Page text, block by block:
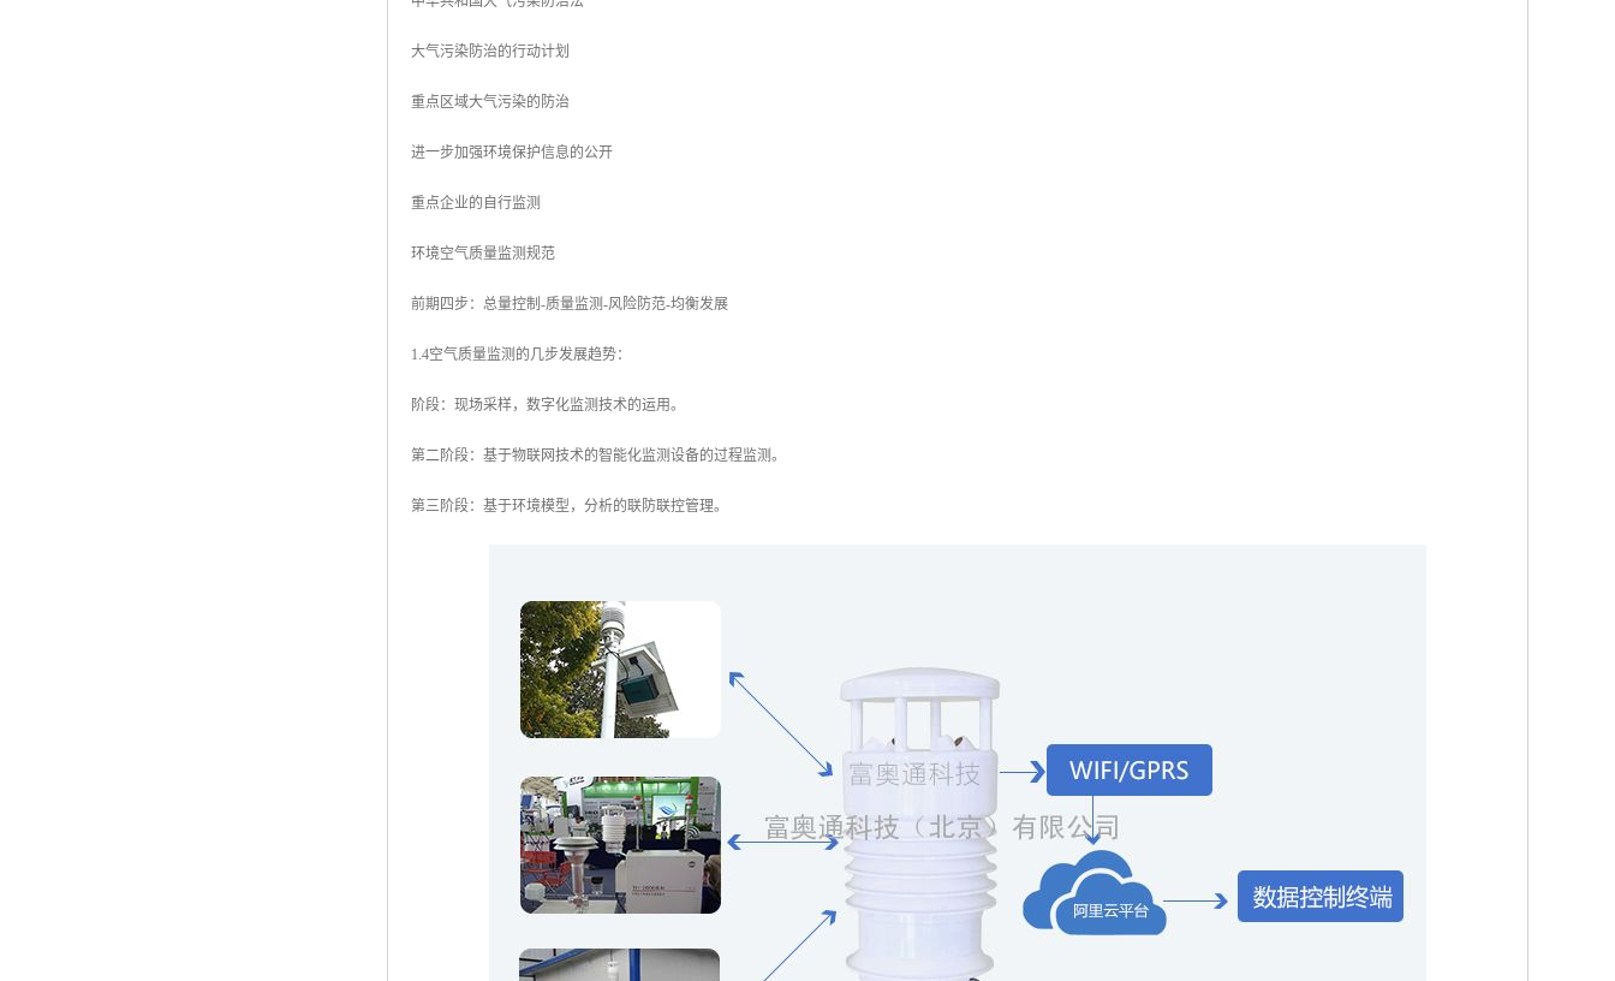
大气污染防治的行动计划
重点区域大气污染的防治
进一步加强环境保护信息的公开
重点企业的自行监测
环境空气质量监测规范
前期四步：总量控制-质量监测-风险防范-均衡发展
1.4空气质量监测的几步发展趋势：
阶段：现场采样，数字化监测技术的运用。
第二阶段：基于物联网技术的智能化监测设备的过程监测。
第三阶段：基于环境模型，分析的联防联控管理。